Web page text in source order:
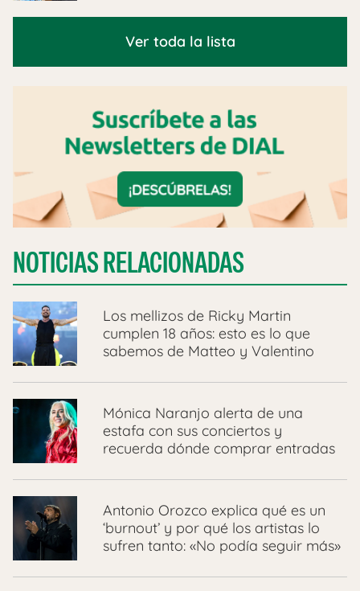
Ver toda la lista
NOTICIAS RELACIONADAS
Los mellizos de Ricky Martin
cumplen 18 años: esto es lo que
sabemos de Matteo y Valentino
Mónica Naranjo alerta de una
estafa con sus conciertos y
recuerda dónde comprar entradas
Antonio Orozco explica qué es un
‘burnout’ y por qué los artistas lo
sufren tanto: «No podía seguir más»